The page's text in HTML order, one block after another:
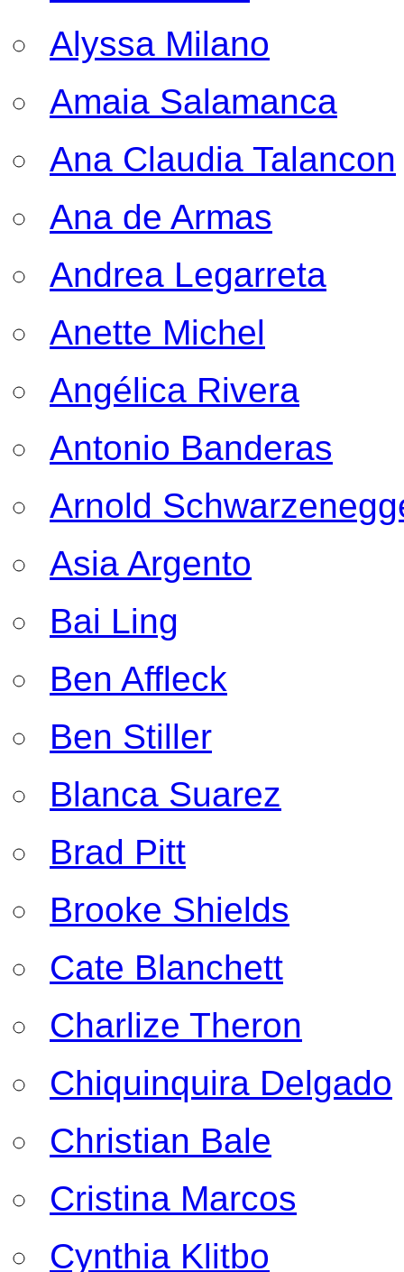
Alyssa Milano
Amaia Salamanca
Ana Claudia Talancon
Ana de Armas
Andrea Legarreta
Anette Michel
Angélica Rivera
Antonio Banderas
Arnold
Asia Argento
Bai Ling
Ben Affleck
Ben Stiller
Blanca Suarez
Brad Pitt
Brooke Shields
Cate Blanchett
Charlize Theron
Chiquinquira Delgado
Christian Bale
Cristina Marcos
Cynthia Klitbo